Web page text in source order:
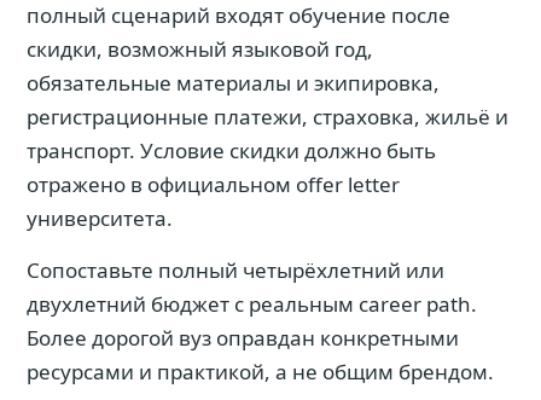
полный сценарий входят обучение после
скидки, возможный языковой год,
обязательные материалы и экипировка,
регистрационные платежи, страховка, жильё и
транспорт. Условие скидки должно быть
отражено в официальном offer letter
университета.
Сопоставьте полный четырёхлетний или
двухлетний бюджет с реальным career path.
Более дорогой вуз оправдан конкретными
ресурсами и практикой, а не общим брендом.